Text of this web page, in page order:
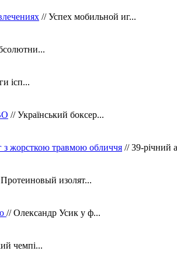
// Успех мобильной иг...
ісп...
// Український боксер...
з жорсткою травмою обличчя // 39-річний
изолят...
// Олександр Усик у ф...
чемпі...